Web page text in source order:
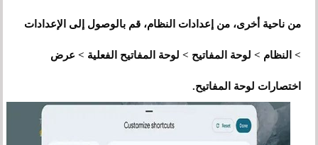
من ناحية أخرى، من إعدادات النظام، قم بالوصول إلى الإعدادات
> النظام > لوحة المفاتيح > لوحة المفاتيح الفعلية > عرض
اختصارات لوحة المفاتيح.